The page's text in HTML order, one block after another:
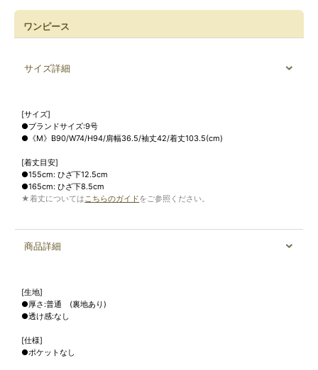
ワンピース
サイズ詳細
[サイズ]
●ブランドサイズ:9号
●《M》B90/W74/H94/肩幅36.5/袖丈42/着丈103.5(cm)
[着丈目安]
●155cm: ひざ下12.5cm
●165cm: ひざ下8.5cm
★着丈については こちらのガイドをご参照ください。
商品詳細
[生地]
●厚さ:普通 (裏地あり)
●透け感:なし
[仕様]
●ポケットなし